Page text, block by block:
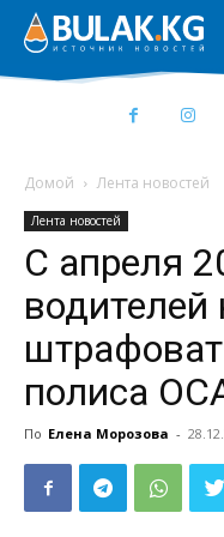
Домой Лента новостей
Лента новостей
С апреля
водителей
полиса
По Елена Морозова -